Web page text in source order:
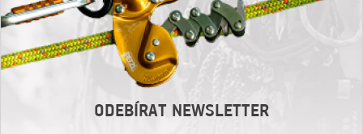
ODEBÍRAT NEWSLETTER